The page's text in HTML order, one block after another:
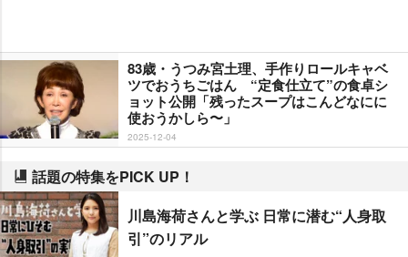
83歳・うつみ宮土理、手作りロールキャベ
ツでおうちごはん “定食仕立て”の食卓シ
ョット公開「残ったスープはこんどなにに
使おうかしら〜」
2025-12-04
話題の特集をPICK UP！
川島海荷さんと学ぶ 日常に潜む“人身取
引”のリアル